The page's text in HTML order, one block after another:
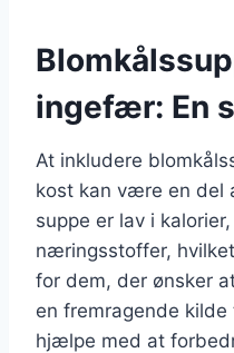
ingefær: En
At inkludere
kost kan være en del
suppe er lav i
næringsstoffer,
for dem, der ønsker
en fremragende
hjælpe med at